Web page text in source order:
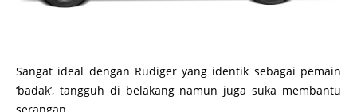
Sangat ideal dengan Rudiger yang identik sebagai pemain
‘badak’, tangguh di belakang namun juga suka membantu